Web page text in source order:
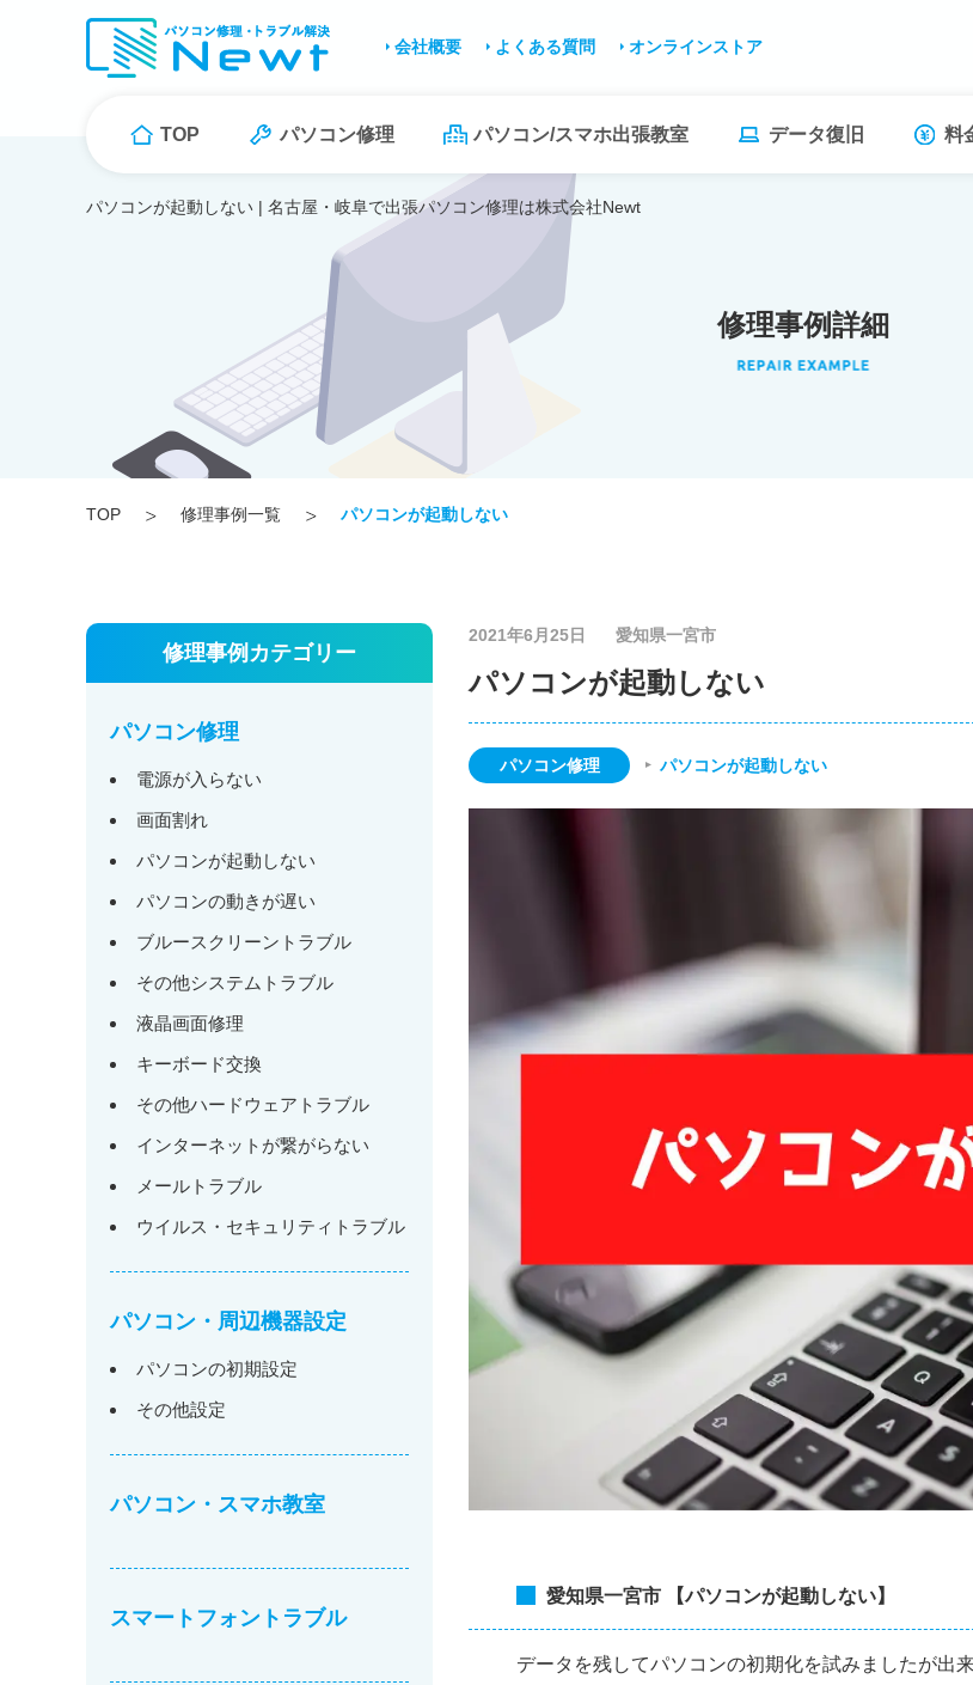
TOP パソコン修理 パソコン/スマホ出張教室 データ復旧 料
会社概要 よくある質問 オンラインストア
パソコンが起動しない | 名古屋・岐阜で出張パソコン修理は株式会社Newt
修理事例詳細
TOP 修理事例一覧 パソコンが起動しない
修理事例カテゴリー
パソコン修理
電源が入らない
画面割れ
パソコンが起動しない
パソコンの動きが遅い
ブルースクリーントラブル
その他システムトラブル
液晶画面修理
キーボード交換
その他ハードウェアトラブル
インターネットが繋がらない
メールトラブル
ウイルス・セキュリティトラブル
パソコン・周辺機器設定
パソコンの初期設定
その他設定
パソコン・スマホ教室
スマートフォントラブル
パソコンが起動しない
2021年6月25日 愛知県一宮市
パソコン修理 パソコンが起動しない
愛知県一宮市 【パソコンが起動しない】
データを残してパソコンの初期化を試みましたが出